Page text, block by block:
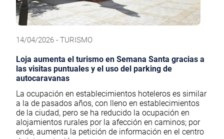
14/04/2026 - TURISMO
Loja aumenta el turismo en Semana Santa gracias a
las visitas puntuales y el uso del parking de
autocaravanas
La ocupación en establecimientos hoteleros es similar
a la de pasados años, con lleno en establecimientos
de la ciudad, pero se ha reducido la ocupación en
alojamientos rurales por la afección en caminos; por
ende, aumenta la petición de información en el centro